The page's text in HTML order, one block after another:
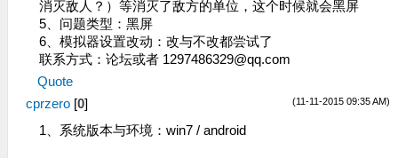
消灭敌​人？）等消灭了敌方的单位，这个时候就会黑屏
5、问题类型：黑屏
6、模拟器设置改动：改与不改都尝试了
联系方式：论坛或者 1297486329@qq.com
Quote
(11-11-2015 09:35 AM)
cprzero [0]
1、系统版本与环境：win7 / android